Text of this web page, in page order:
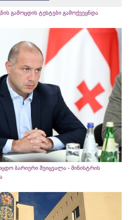
გამოცდის ტესტები გამოქვეყნდა
ბარიერი შეიცვალა - მინისტრის